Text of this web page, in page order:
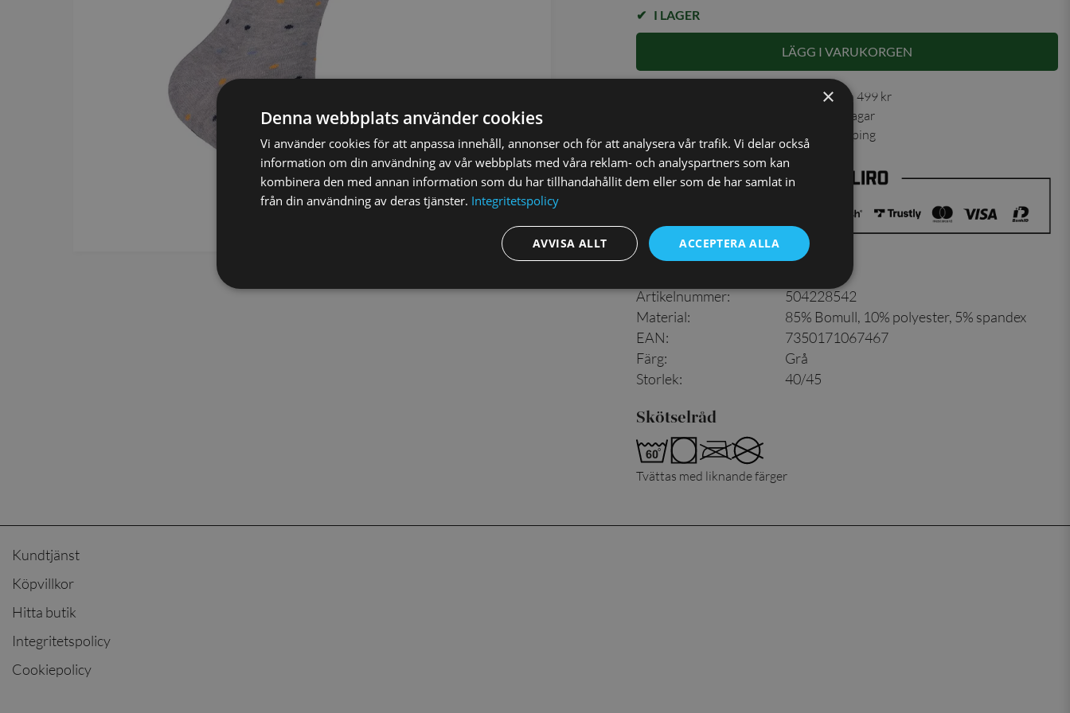
I LAGER
LÄGG I VARUKORGEN
✓ Öppet köp i 30 dagar ✓ Fri frakt från 499 kr
✓ Din beställning skickas inom 1-2 vardagar
✓ Snabb leverans från vårt lager i Jönköping
Detaljer
Artikelnummer:
504228542
Material:
85% Bomull, 10% polyester, 5% spandex
EAN:
7350171067467
Färg:
Grå
Storlek: 40/45
Skötselråd
Tvättas med liknande färger
Kundtjänst
Köpvillkor
Hitta butik
Integritetspolicy
Cookiepolicy
×
Denna webbplats använder cookies
Vi använder cookies för att anpassa innehåll, annonser och för att analysera vår trafik. Vi delar också
information om din användning av vår webbplats med våra reklam- och analyspartners som kan
kombinera den med annan information som du har tillhandahållit dem eller som de har samlat in
från din användning av deras tjänster. Integritetspolicy
ACCEPTERA ALLA
AVVISA ALLT